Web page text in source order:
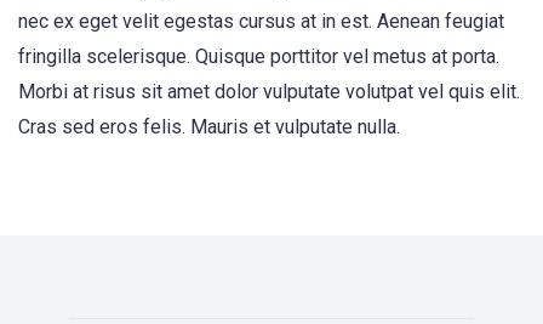
nec ex eget velit egestas cursus at in est. Aenean feugiat
fringilla scelerisque. Quisque porttitor vel metus at porta.
Morbi at risus sit amet dolor vulputate volutpat vel quis elit.
Cras sed eros felis. Mauris et vulputate nulla.